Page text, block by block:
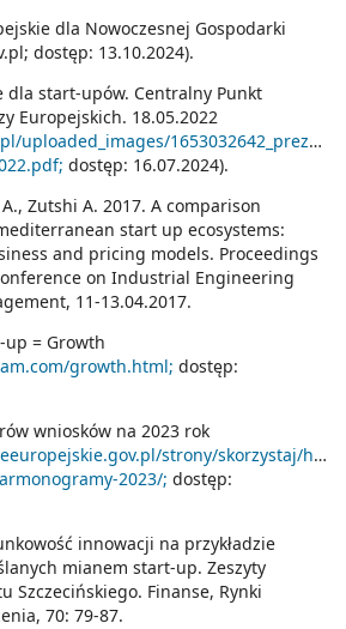
dla Nowoczesnej Gospodarki
dostęp: 13.10.2024).
dla start-upów. Centralny Punkt
Europejskich. 18.05.2022
uploaded_images/
dostęp: 16.07.2024).
Zutshi A. 2017. A comparison
start up ecosystems:
and pricing models. Proceedings
on Industrial Engineering
11-13.04.2017.
up = Growth
growth.html; dostęp:
wniosków na 2023 rok
strony/skorzystaj/
2023/; dostęp:
innowacji na przykładzie
mianem start-up. Zeszyty
Szczecińskiego. Finanse, Rynki
70: 79-87.